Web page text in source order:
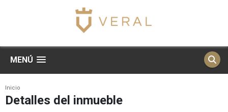
MENÚ
Inicio
Detalles del inmueble